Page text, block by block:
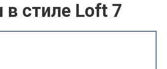
стиле Loft 7